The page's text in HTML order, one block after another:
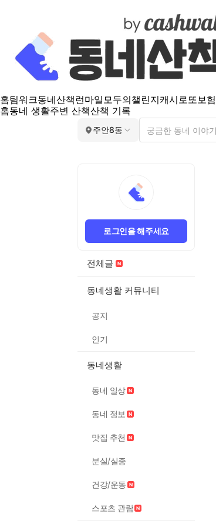
홈팀워크동네산책 런마일모두의챌린지캐시로또보험
홈동네 생활주변 산책산책 기록
주안8동
로그인을 해주세요
전체글
동네생활 커뮤니티
공지
인기
동네생활
동네 일상
동네 정보
맛집 추천
분실/실종
건강/운동
스포츠 관람